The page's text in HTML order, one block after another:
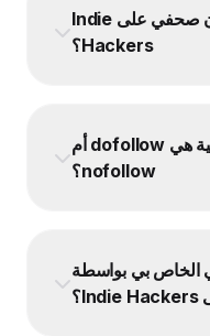
ما هو الوقت النموذجي لإنجاز بيان صحفي على Indie
Hackers؟
هل الروابط في البيانات الصحفية هي dofollow أم
nofollow؟
بي بواسطة